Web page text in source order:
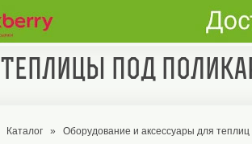
Теплицы под
Каталог » Оборудование и аксессуары для теплиц